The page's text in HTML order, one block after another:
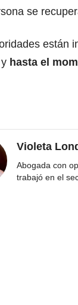
se
están
hasta el
Violeta
Abogada con
trabajó en el